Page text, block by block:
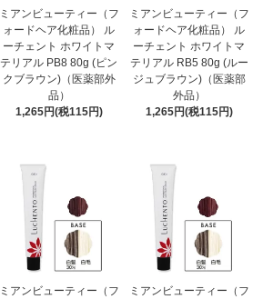
ミアンビューティー（フ
ォードヘア化粧品） ル
ーチェント ホワイトマ
テリアル PB8 80g (ピン
クブラウン)（医薬部外
品）
1,265円(税115円)
ミアンビューティー（フ
ォードヘア化粧品） ル
ーチェント ホワイトマ
テリアル RB5 80g (ルー
ジュブラウン)（医薬部
外品）
1,265円(税115円)
ミアンビューティー（フ
ミアンビューティー（フ